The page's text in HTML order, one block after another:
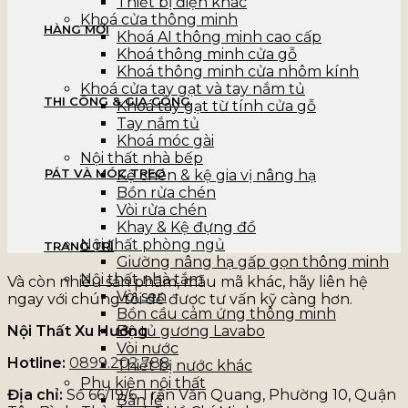
Khoá cửa thông minh
Khoá AI thông minh cao cấp
Khoá thông minh cửa gỗ
Khoá thông minh cửa nhôm kính
Khoá cửa tay gạt và tay nắm tủ
Khoá tay gạt từ tính cửa gỗ
Tay nắm tủ
Khoá móc gài
Nội thất nhà bếp
Kệ chén & kệ gia vị nâng hạ
Bồn rửa chén
Vòi rửa chén
Khay & Kệ đựng đồ
Nội thất phòng ngủ
Giường nâng hạ gấp gọn thông minh
Nội thất nhà tắm
Vòi sen
Bồn cầu cảm ứng thông minh
Bộ tủ gương Lavabo
Vòi nước
Thiết bị nước khác
Phụ kiện nội thất
Bản lề
HÀNG MỚI
THI CÔNG & GIA CÔNG
PÁT VÀ MÓC TREO
TRANG TRÍ
Và còn nhiều sản phẩm, mẫu mã khác, hãy liên hệ
ngay với chúng tôi để được tư vấn kỹ càng hơn.
Nội Thất Xu Hướng
Hotline: 0899.202.788
Địa chỉ: Số 66/19/6 Trần Văn Quang, Phường 10, Quận